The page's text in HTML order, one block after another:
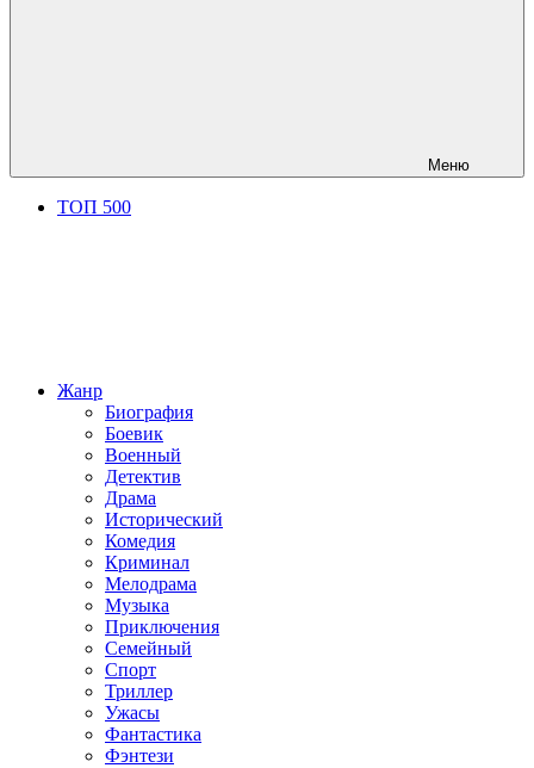
Меню
ТОП 500
Жанр
Биография
Боевик
Военный
Детектив
Драма
Исторический
Комедия
Криминал
Мелодрама
Музыка
Приключения
Семейный
Спорт
Триллер
Ужасы
Фантастика
Фэнтези